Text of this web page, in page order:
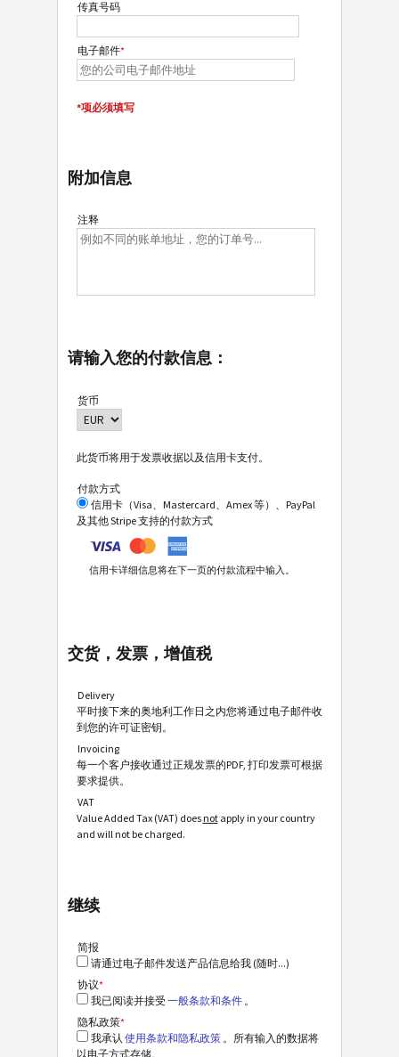
传真号码
电子邮件*
*项必须填写
附加信息
注释
请输入您的付款信息：
货币
此货币将用于发票收据以及信用卡支付。
付款方式
信用卡（Visa、Mastercard、Amex 等）、PayPal
及其他 Stripe 支持的付款方式
信用卡详细信息将在下一页的付款流程中输入。
交货，发票，增值税
Delivery
平时接下来的奥地利工作日之内您将通过电子邮件收
到您的许可证密钥。
Invoicing
每一个客户接收通过正规发票的PDF, 打印发票可根据
要求提供。
VAT
Value Added Tax (VAT) does notapply in your country
and will not be charged.
继续
简报
请通过电子邮件发送产品信息给我 (随时...)
协议*
我已阅读并接受一般条款和条件 。
隐私政策*
我承认使用条款和隐私政策 。所有输入的数据将
以电子方式存储。